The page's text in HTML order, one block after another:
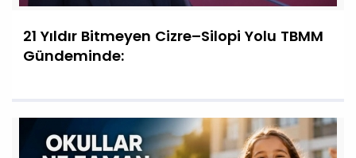
21 Yıldır Bitmeyen Cizre–Silopi Yolu TBMM
Gündeminde: